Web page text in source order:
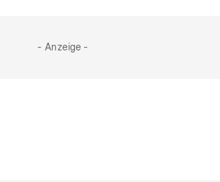
- Anzeige -